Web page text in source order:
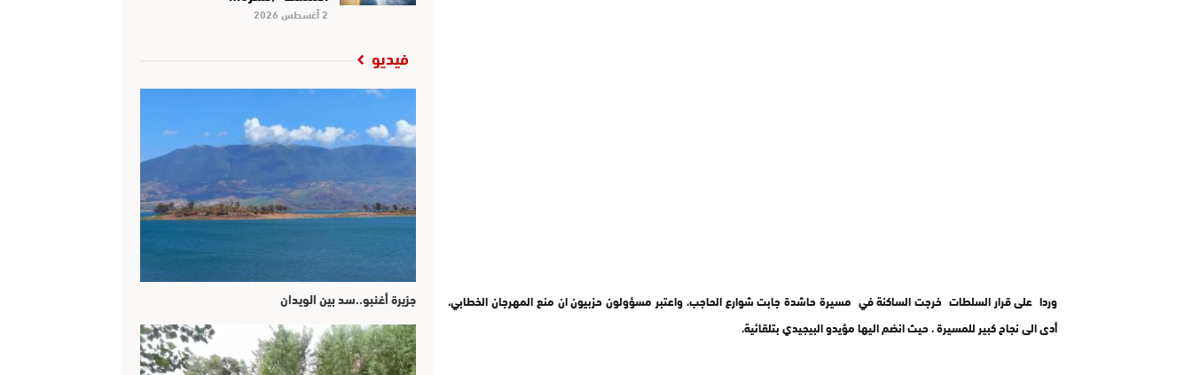
وردا على قرار السلطات خرجت الساكنة في مسيرة حاشدة جابت شوارع الحاجب، واعتبر مسؤولون حزبيون ان منع المهرجان الخطابي،
أدى الى نجاح كبير للمسيرة ، حيث انضم اليها مؤيدو البيجيدي بتلقائية.
2 أغسطس 2026
فيديو
جزيرة أغنبو..سد بين الويدان